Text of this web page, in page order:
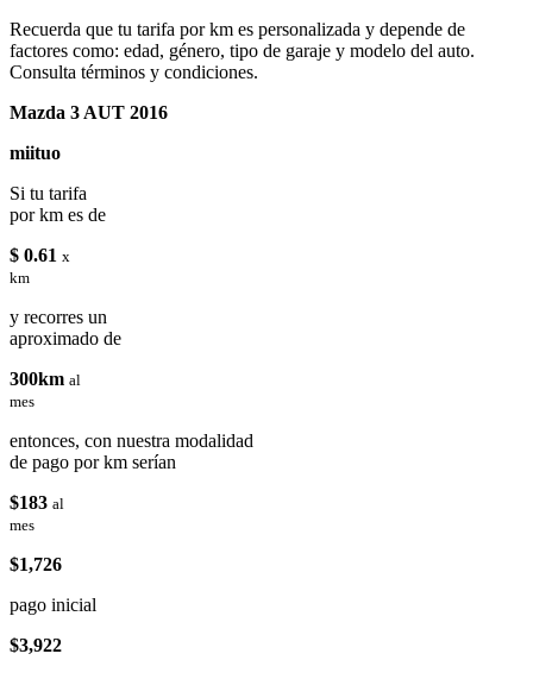
Recuerda que tu tarifa por km es personalizada y depende de
factores como: edad, género, tipo de garaje y modelo del auto.
Consulta términos y condiciones.
Mazda 3 AUT 2016
miituo
Si tu tarifa
por km es de
$ 0.61 x
km
y recorres un
aproximado de
300km al
mes
entonces, con nuestra modalidad
de pago por km serían
$183 al
mes
$1,726
pago inicial
$3,922